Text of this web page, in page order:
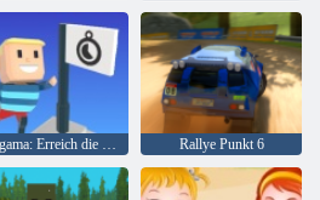
Kogama: Erreich die Flagge Rallye Punkt 6